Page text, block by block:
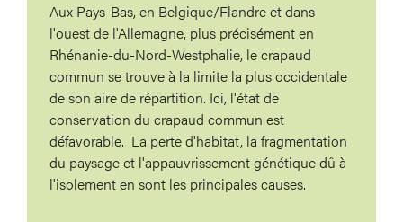
Aux Pays-Bas, en Belgique/Flandre et dans
l'ouest de l'Allemagne, plus précisément en
Rhénanie-du-Nord-Westphalie, le crapaud
commun se trouve à la limite la plus occidentale
de son aire de répartition. Ici, l'état de
conservation du crapaud commun est
défavorable. La perte d'habitat, la fragmentation
du paysage et l'appauvrissement génétique dû à
l'isolement en sont les principales causes.